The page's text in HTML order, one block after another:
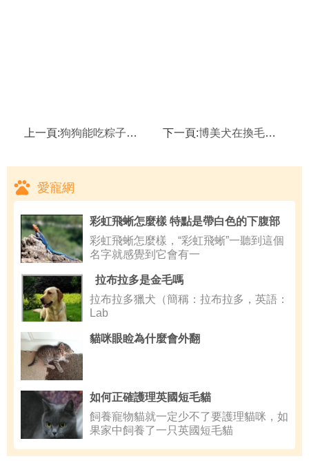
上一頁:狗狗能吃粽子嗎,自制狗狗零食 下一頁:博美犬在換毛期間美容需要注意些什麼,博美犬
愛寵網
彩虹飛蜥怎麼樣 特點是帶白色的下腹部
彩虹飛蜥怎麼樣，“彩虹飛蜥”一聽到這個
名字就感覺到它會有一
拉布拉多是金毛嗎
拉布拉多獵犬（簡稱：拉布拉多，英語：
Lab
貓咪眼睑為什麼會外翻
如何正確護理英國短毛貓
飼養寵物貓就一定少不了要護理貓咪，如
果家中飼養了一只英國短毛貓